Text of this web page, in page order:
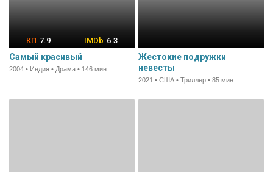
7.9 6.3
Самый красивый
2004 • Индия • Драма • 146 мин.
Жестокие подружки
невесты
2021 • США • Триллер • 85 мин.